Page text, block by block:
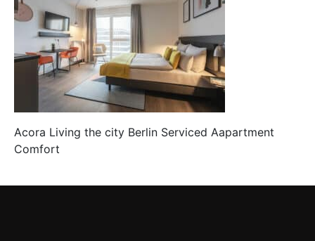
Acora Living the city Berlin Serviced Aapartment
Comfort